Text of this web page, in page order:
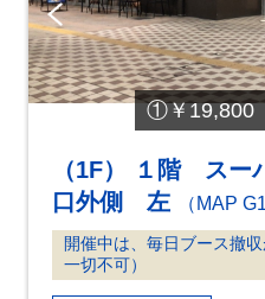
①￥
Pre
vio
us
（1F） １階 スー
口外側 左
（MAP G1
開催中は、毎日ブース撤
一切不可）